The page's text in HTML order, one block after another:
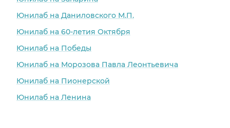
Юнилаб на Даниловского М.П.
Юнилаб на 60-летия Октября
Юнилаб на Победы
Юнилаб на Морозова Павла Леонтьевича
Юнилаб на Пионерской
Юнилаб на Ленина